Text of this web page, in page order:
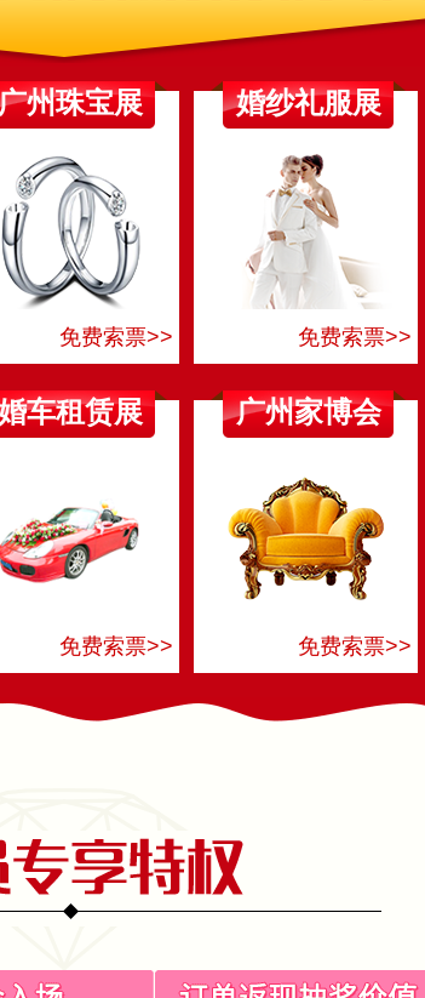
州珠宝展
免费索票>>
婚纱礼服展
免费索票>>
车租赁展
免费索票>>
广州家博会
免费索票>>